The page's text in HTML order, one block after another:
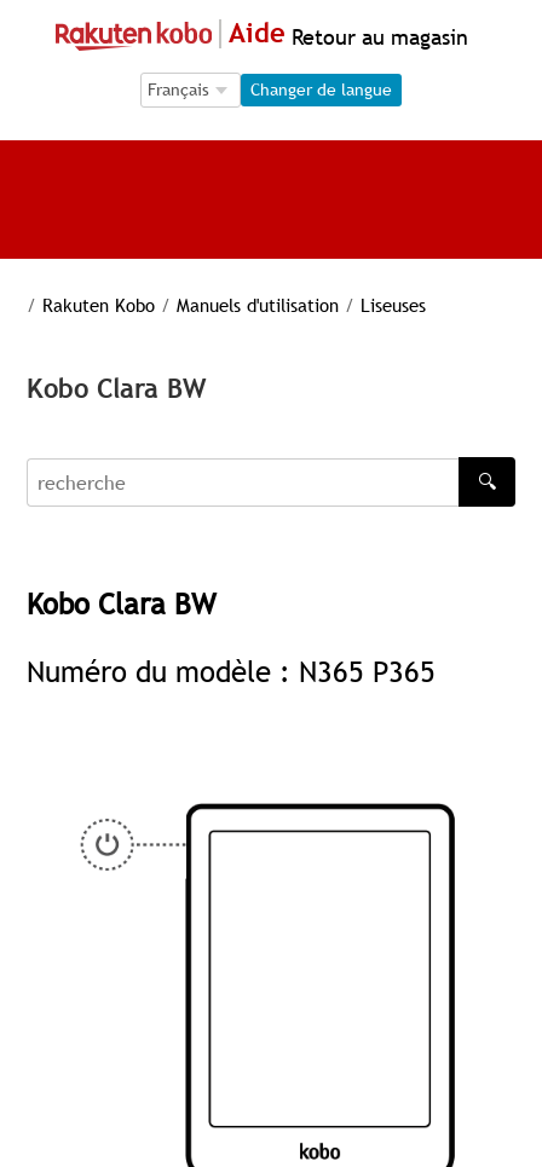
Aide Retour au magasin
Language Selection
Language Selection
Changer de langue
/ Rakuten Kobo / Manuels d'utilisation / Liseuses
Kobo Clara BW
recherche
🔍
Kobo Clara BW
Numéro du modèle : N365 P365